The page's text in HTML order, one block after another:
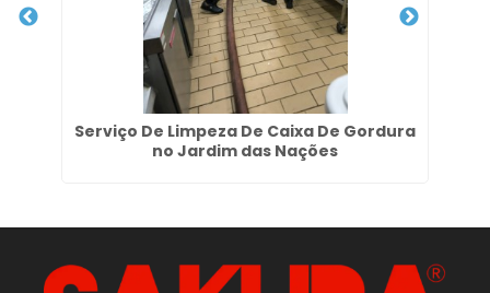
Serviço De Limpeza De Caixa De Gordura
no Jardim das Nações